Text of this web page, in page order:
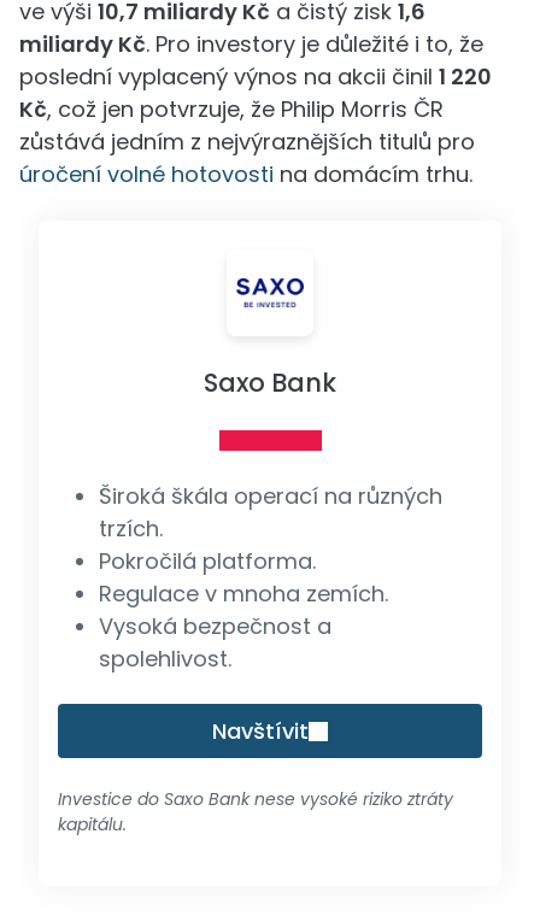
ve výši 10,7 miliardy Kč a čistý zisk 1,6
miliardy Kč. Pro investory je důležité i to, že
poslední vyplacený výnos na akcii činil 1 220
Kč, což jen potvrzuje, že Philip Morris ČR
zůstává jedním z nejvýraznějších titulů pro
úročení volné hotovosti na domácím trhu.
Saxo Bank
Široká škála operací na různých
trzích.
Pokročilá platforma.
Regulace v mnoha zemích.
Vysoká bezpečnost a
spolehlivost.
Navštívit
Investice do Saxo Bank nese vysoké riziko ztráty
kapitálu.